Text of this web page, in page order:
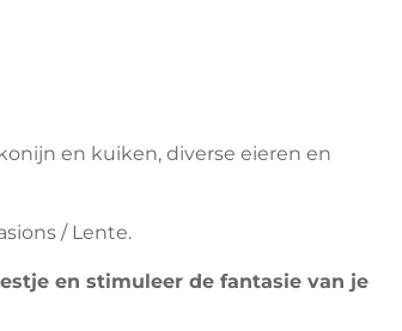
en kuiken, diverse eieren en
/ Lente.
en stimuleer de fantasie van je